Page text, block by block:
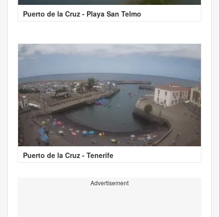
Puerto de la Cruz - Playa San Telmo
Puerto de la Cruz - Tenerife
Advertisement